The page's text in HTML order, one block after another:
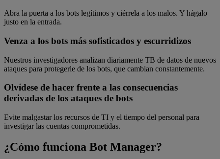
Abra la puerta a los bots legítimos y ciérrela a los malos. Y hágalo
justo en la entrada.
Venza a los bots más sofisticados y escurridizos
Nuestros investigadores analizan diariamente TB de datos de nuevos
ataques para protegerle de los bots, que cambian constantemente.
Olvídese de hacer frente a las consecuencias
derivadas de los ataques de bots
Evite malgastar los recursos de TI y el tiempo del personal para
investigar las cuentas comprometidas.
¿Cómo funciona Bot Manager?